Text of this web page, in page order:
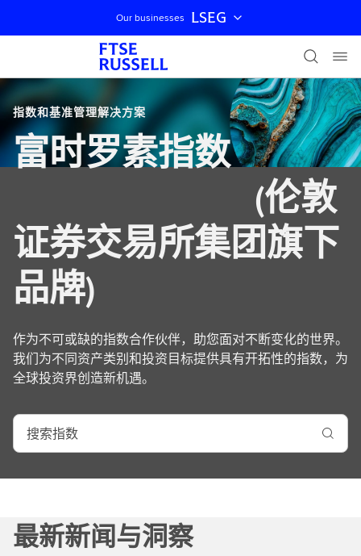
跳过导航
Our businesses LSEG
指数和基准管理解决方案
富时罗素指数
(伦敦
证券交易所集团旗下
品牌)
作为不可或缺的指数合作伙伴，助您面对不断变化的世界。
我们为不同资产类别和投资目标提供具有开拓性的指数，为
全球投资界创造新机遇。
搜
索
数
最新新闻与洞察